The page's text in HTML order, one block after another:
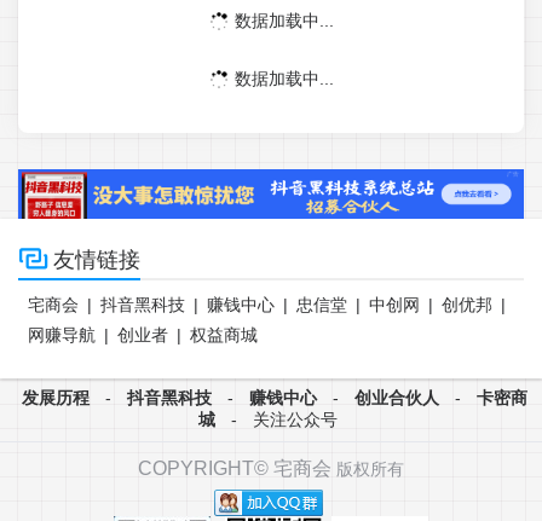
数据加载中...
数据加载中...
 友情链接
宅商会 | 抖音黑科技 | 赚钱中心 | 忠信堂 | 中创网 | 创优邦 |
网赚导航 | 创业者 | 权益商城
发展历程 - 抖音黑科技 - 赚钱中心 - 创业合伙人 -
卡密商
城
- 关注公众号
COPYRIGHT© 宅商会 版权所有